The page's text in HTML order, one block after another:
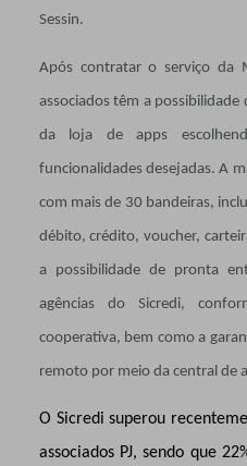
Sessin.
Após contratar o serviço da
associados têm a
da loja de apps
funcionalidades desejadas. A
com mais de 30 bandeiras,
débito, crédito, voucher,
a possibilidade de pronta
agências do Sicredi,
cooperativa, bem como a
remoto por meio da central de
O Sicredi superou
associados PJ, sendo que